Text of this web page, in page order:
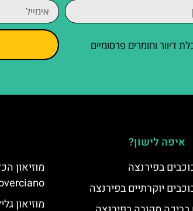
דיוור וחומרים פרסומיים
איפה לישון?